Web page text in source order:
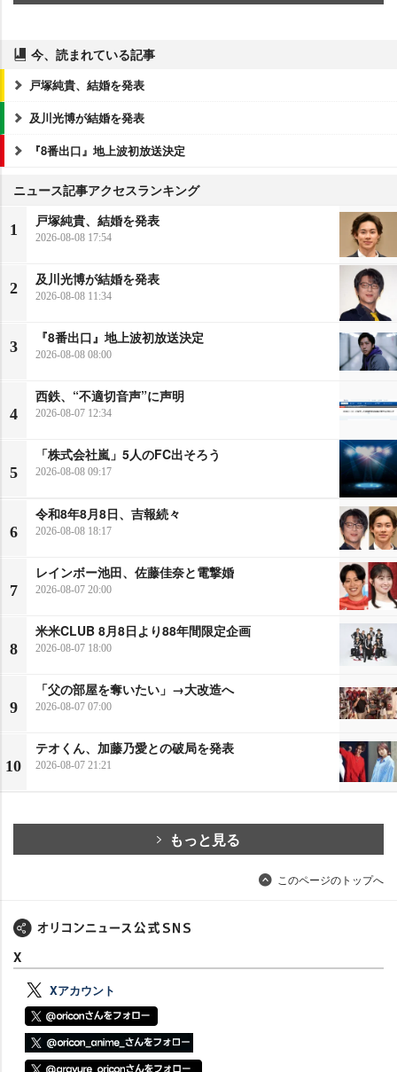
今、読まれている記事
戸塚純貴、結婚を発表
及川光博が結婚を発表
『8番出口』地上波初放送決定
ニュース記事アクセスランキング
1
戸塚純貴、結婚を発表
2026-08-08 17:54
2
及川光博が結婚を発表
2026-08-08 11:34
3
『8番出口』地上波初放送決定
2026-08-08 08:00
4
西鉄、“不適切音声”に声明
2026-08-07 12:34
5
「株式会社嵐」5人のFC出そろう
2026-08-08 09:17
6
令和8年8月8日、吉報続々
2026-08-08 18:17
7
レインボー池田、佐藤佳奈と電撃婚
2026-08-07 20:00
8
米米CLUB 8月8日より88年間限定企画
2026-08-07 18:00
9
「父の部屋を奪いたい」→大改造へ
2026-08-07 07:00
10
テオくん、加藤乃愛との破局を発表
2026-08-07 21:21
もっと見る
このページのトップへ
X
Xアカウント